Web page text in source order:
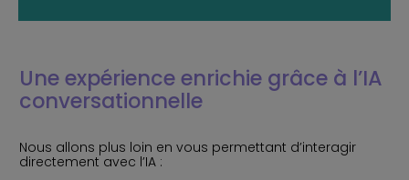
Une expérience enrichie grâce à l’IA
conversationnelle
Nous allons plus loin en vous permettant d’interagir
directement avec l’IA :